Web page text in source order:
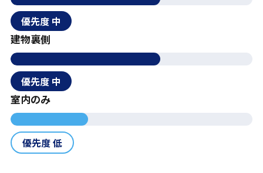
優先度 中
建物裏側
優先度 中
室内のみ
優先度 低